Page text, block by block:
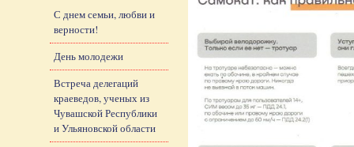
С днем семьи, любви и
верности!
День молодежи
Встреча делегаций
краеведов, ученых из
Чувашской Республики
и Ульяновской области